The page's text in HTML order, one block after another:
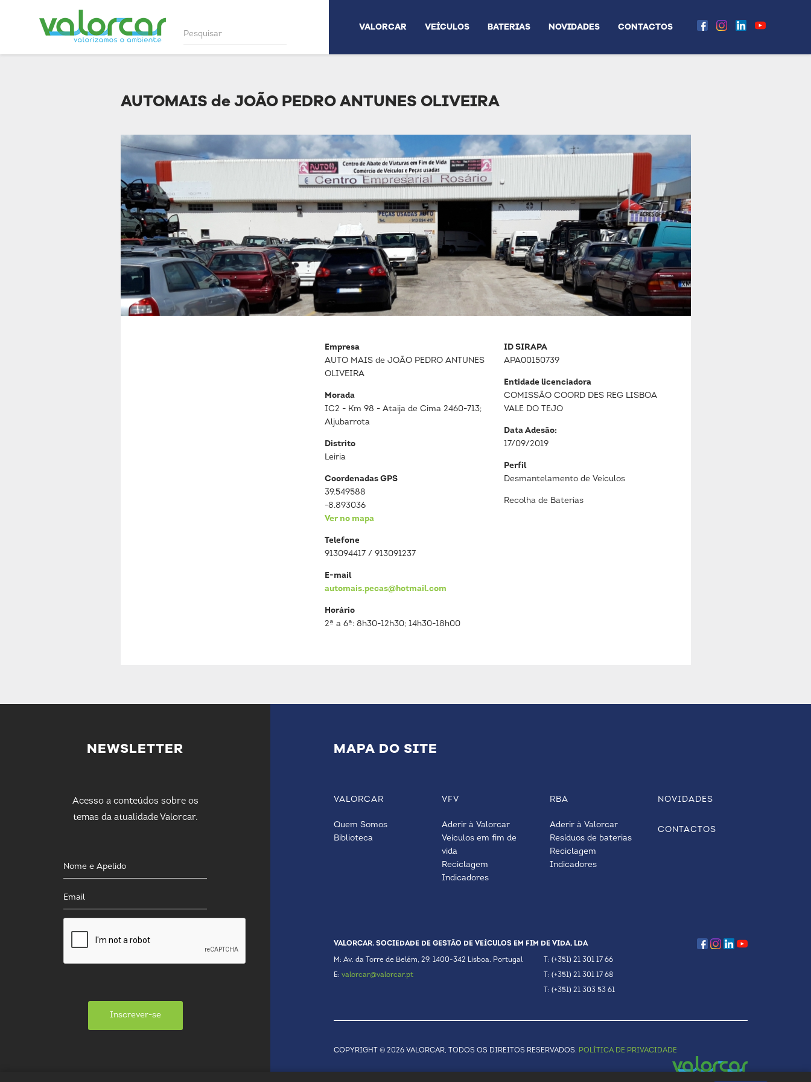
VALORCAR VEÍCULOS BATERIAS NOVIDADES CONTACTOS
AUTOMAIS de JOÃO PEDRO ANTUNES OLIVEIRA
Empresa
AUTO MAIS de JOÃO PEDRO ANTUNES
OLIVEIRA
Morada
IC2 - Km 98 - Ataija de Cima 2460-713;
Aljubarrota
Distrito
Leiria
Coordenadas GPS
39.549588
-8.893036
Ver no mapa
Telefone
913094417 / 913091237
E-mail
automais.pecas@hotmail.com
Horário
2ª a 6ª: 8h30-12h30; 14h30-18h00
ID SIRAPA
APA00150739
Entidade licenciadora
COMISSÃO COORD DES REG LISBOA
VALE DO TEJO
Data Adesão:
17/09/2019
Perfil
Desmantelamento de Veículos
Recolha de Baterias
NEWSLETTER
Acesso a conteúdos sobre os
temas da atualidade Valorcar.
Inscrever-se
MAPA DO SITE
VALORCAR
Quem Somos
Biblioteca
VFV
Aderir à Valorcar
Veículos em fim de
vida
Reciclagem
Indicadores
RBA
Aderir à Valorcar
Resíduos de baterias
Reciclagem
Indicadores
NOVIDADES
CONTACTOS
VALORCAR. SOCIEDADE DE GESTÃO DE VEÍCULOS EM FIM DE VIDA, LDA
M: Av. da Torre de Belém, 29. 1400-342 Lisboa. Portugal
E: valorcar@valorcar.pt
T: (+351) 21 301 17 66
T: (+351) 21 301 17 68
T: (+351) 21 303 53 61
COPYRIGHT © 2026 VALORCAR, TODOS OS DIREITOS RESERVADOS. POLÍTICA DE PRIVACIDADE